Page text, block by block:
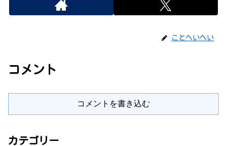
ことへいへい
コメント
コメントを書き込む
カテゴリー